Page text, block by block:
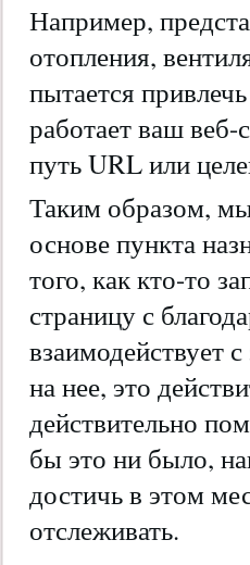
Например,
отопления,
пытается
работает ваш веб-
путь URL или
Таким образом,
основе пункта
того, как кто-то
страницу с
взаимодействует
на нее, это
действительно
бы это ни было,
достичь в этом
отслеживать.